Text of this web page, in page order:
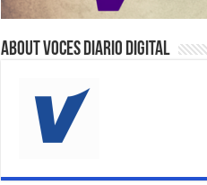
About VOCES Diario digital